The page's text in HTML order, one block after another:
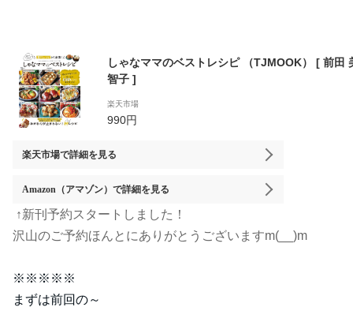
しゃなママのベストレシピ （TJMOOK） [ 前田
智子 ]
楽天市場
990円
楽天市場で詳細を見る
Amazon（アマゾン） で詳細を見る
↑新刊予約スタートしました！
沢山のご予約ほんとにありがとうございますm(__)m
※※※※※
まずは前回の～